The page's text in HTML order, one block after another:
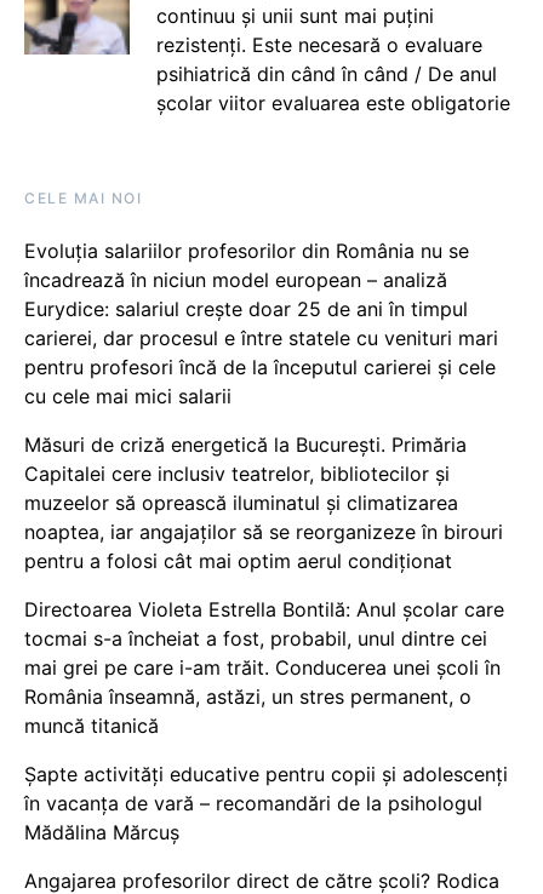
continuu și unii sunt mai puțini
rezistenți. Este necesară o evaluare
psihiatrică din când în când / De anul
școlar viitor evaluarea este obligatorie
CELE MAI NOI
Evoluția salariilor profesorilor din România nu se
încadrează în niciun model european – analiză
Eurydice: salariul crește doar 25 de ani în timpul
carierei, dar procesul e între statele cu venituri mari
pentru profesori încă de la începutul carierei și cele
cu cele mai mici salarii
Măsuri de criză energetică la București. Primăria
Capitalei cere inclusiv teatrelor, bibliotecilor și
muzeelor să oprească iluminatul și climatizarea
noaptea, iar angajaților să se reorganizeze în birouri
pentru a folosi cât mai optim aerul condiționat
Directoarea Violeta Estrella Bontilă: Anul școlar care
tocmai s-a încheiat a fost, probabil, unul dintre cei
mai grei pe care i-am trăit. Conducerea unei școli în
România înseamnă, astăzi, un stres permanent, o
muncă titanică
Șapte activități educative pentru copii și adolescenți
în vacanța de vară – recomandări de la psihologul
Mădălina Mărcuș
Angajarea profesorilor direct de către școli? Rodica